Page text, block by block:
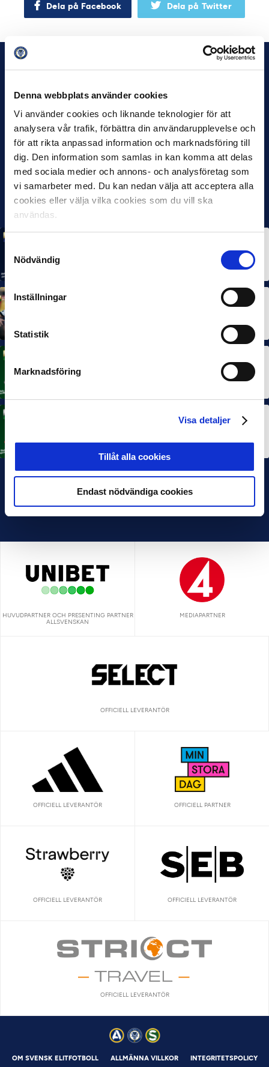
Denna webbplats använder cookies
Vi använder cookies och liknande teknologier för att
analysera vår trafik, förbättra din användarupplevelse och
för att rikta anpassad information och marknadsföring till
dig. Den information som samlas in kan komma att delas
med sociala medier och annons- och analysföretag som
vi samarbeter med. Du kan nedan välja att acceptera alla
cookies eller välja vilka cookies som du vill ska
användas.
Nödvändig
Inställningar
Statistik
Marknadsföring
Visa detaljer
Tillåt alla cookies
Endast nödvändiga cookies
Dela på Facebook Dela på Twitter
Rösta på Månadens Spelare & Tränare i juli
Rösta på Månadens Spelare i juni
3 JUL 2026
HUVUDPARTNER OCH PRESENTING PARTNER
ALLSVENSKAN
MEDIAPARTNER
OFFICIELL LEVERANTÖR
OFFICIELL LEVERANTÖR OFFICIELL PARTNER
OFFICIELL LEVERANTÖR OFFICIELL LEVERANTÖR
OFFICIELL LEVERANTÖR
OM SVENSK ELITFOTBOLL ALLMÄNNA VILLKOR INTEGRITETSPOLICY